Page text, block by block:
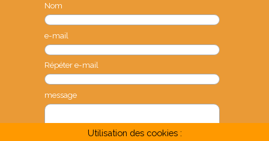
Nom
e-mail
Répéter e-mail
message
Utilisation des cookies :